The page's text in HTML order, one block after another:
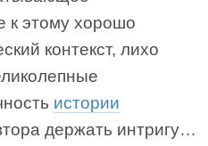
к этому хорошо
контекст, лихо
истории
держать интригу…